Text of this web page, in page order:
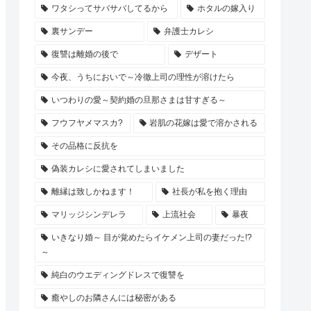
ワタシってサバサバしてるから ホタルの嫁入り
裏サンデー 弁護士カレシ
復讐は離婚の後で デザート
今夜、うちにおいで～冷徹上司の理性が溶けたら
いつわりの愛～契約婚の旦那さまは甘すぎる～
フウフヤメマスカ? 岩肌の花嫁は愛で溶かされる
その品格に反抗を
偽装カレシに愛されてしまいました
離縁は致しかねます！ 社長が私を抱く理由
マリッジシンデレラ 上流社会 暴夜
いきなり婚～ 目が覚めたらイケメン上司の妻だった!?
～
純白のウエディングドレスで復讐を
癒やしのお隣さんには秘密がある